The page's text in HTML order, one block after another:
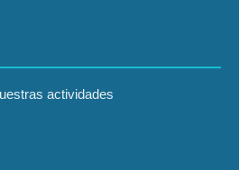
actividades